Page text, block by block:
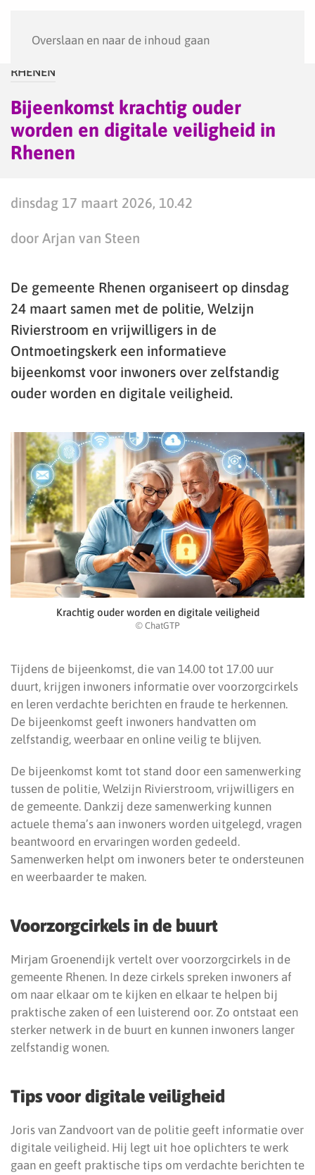
Overslaan en naar de inhoud gaan
RHENEN
Bijeenkomst krachtig ouder
worden en digitale veiligheid in
Rhenen
dinsdag 17 maart 2026, 10.42
door Arjan van Steen
De gemeente Rhenen organiseert op dinsdag
24 maart samen met de politie, Welzijn
Rivierstroom en vrijwilligers in de
Ontmoetingskerk een informatieve
bijeenkomst voor inwoners over zelfstandig
ouder worden en digitale veiligheid.
Krachtig ouder worden en digitale veiligheid
© ChatGTP
Tijdens de bijeenkomst, die van 14.00 tot 17.00 uur
duurt, krijgen inwoners informatie over voorzorgcirkels
en leren verdachte berichten en fraude te herkennen.
De bijeenkomst geeft inwoners handvatten om
zelfstandig, weerbaar en online veilig te blijven.
De bijeenkomst komt tot stand door een samenwerking
tussen de politie, Welzijn Rivierstroom, vrijwilligers en
de gemeente. Dankzij deze samenwerking kunnen
actuele thema’s aan inwoners worden uitgelegd, vragen
beantwoord en ervaringen worden gedeeld.
Samenwerken helpt om inwoners beter te ondersteunen
en weerbaarder te maken.
Voorzorgcirkels in de buurt
Mirjam Groenendijk vertelt over voorzorgcirkels in de
gemeente Rhenen. In deze cirkels spreken inwoners af
om naar elkaar om te kijken en elkaar te helpen bij
praktische zaken of een luisterend oor. Zo ontstaat een
sterker netwerk in de buurt en kunnen inwoners langer
zelfstandig wonen.
Tips voor digitale veiligheid
Joris van Zandvoort van de politie geeft informatie over
digitale veiligheid. Hij legt uit hoe oplichters te werk
gaan en geeft praktische tips om verdachte berichten te